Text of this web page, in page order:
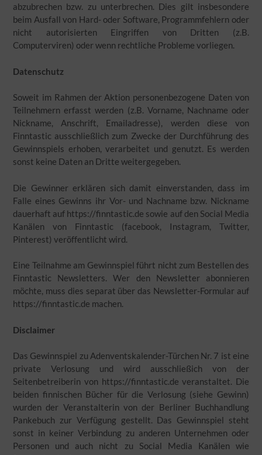
abzubrechen bzw. zu unterbrechen. Dies gilt insbesondere
beim Ausfall von Hard- oder Software, Programmfehlern oder
nicht autorisierten Eingriffen von Dritten (z.B.
Computerviren) oder wenn rechtliche Probleme vorliegen.
Datenschutz
Soweit im Rahmen der Aktion personenbezogene Daten von
Teilnehmern erfasst werden (z.B. Vorname, Nachname oder
Nickname, Anschrift, Emailadresse), werden diese von
Finntastic ausschließlich zum Zwecke der Durchführung des
Gewinnspiels erhoben, verarbeitet und genutzt. Es werden
sonst keine Daten an Dritte weitergegeben.
Die Gewinner erklären sich damit einverstanden, dass im
Falle eines Gewinns ihr Vor- und Nachname bzw. Nickname
dauerhaft auf https://finntastic.de sowie auf den Social Media
Kanälen von Finntastic (facebook, Instagram, Twitter,
Pinterest) veröffentlicht wird.
Eine Teilnahme am Gewinnspiel führt nicht zum Bestellen des
Finntastic Newsletters. Wer den Newsletter abonnieren
möchte, muss dies separat über das Newsletter-Formular auf
https://finntastic.de machen.
Disclaimer
Das Gewinnspiel zu Adenventskalender-Türchen Nr. 7 ist eine
private Verlosung und wird ausschließich von der
Seitenbetreiberin von https://finntastic.de veranstaltet. Die
beiden finnischen Bücher für die Verlosung (siehe Gewinn)
wurden der Veranstalterin von der Berliner Buchhandlung
Pankebuch zur Verfügung gestellt. Das Gewinnspiel steht
sonst in keiner Verbindung zu anderen Unternehmen oder
Personen und auch nicht zu Social Media Kanälen wie